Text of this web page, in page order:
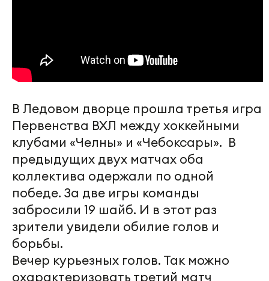
В Ледовом дворце прошла третья игра
Первенства ВХЛ между хоккейными
клубами «Челны» и «Чебоксары». В
предыдущих двух матчах оба
коллектива одержали по одной
победе. За две игры команды
забросили 19 шайб. И в этот раз
зрители увидели обилие голов и
борьбы.
Вечер курьезных голов. Так можно
охарактеризовать третий матч